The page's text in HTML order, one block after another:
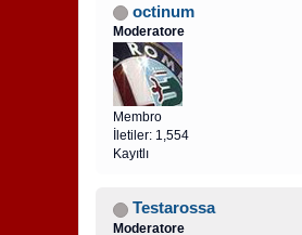
octinum
Moderatore
Membro
İletiler: 1,554
Kayıtlı
Testarossa
Moderatore